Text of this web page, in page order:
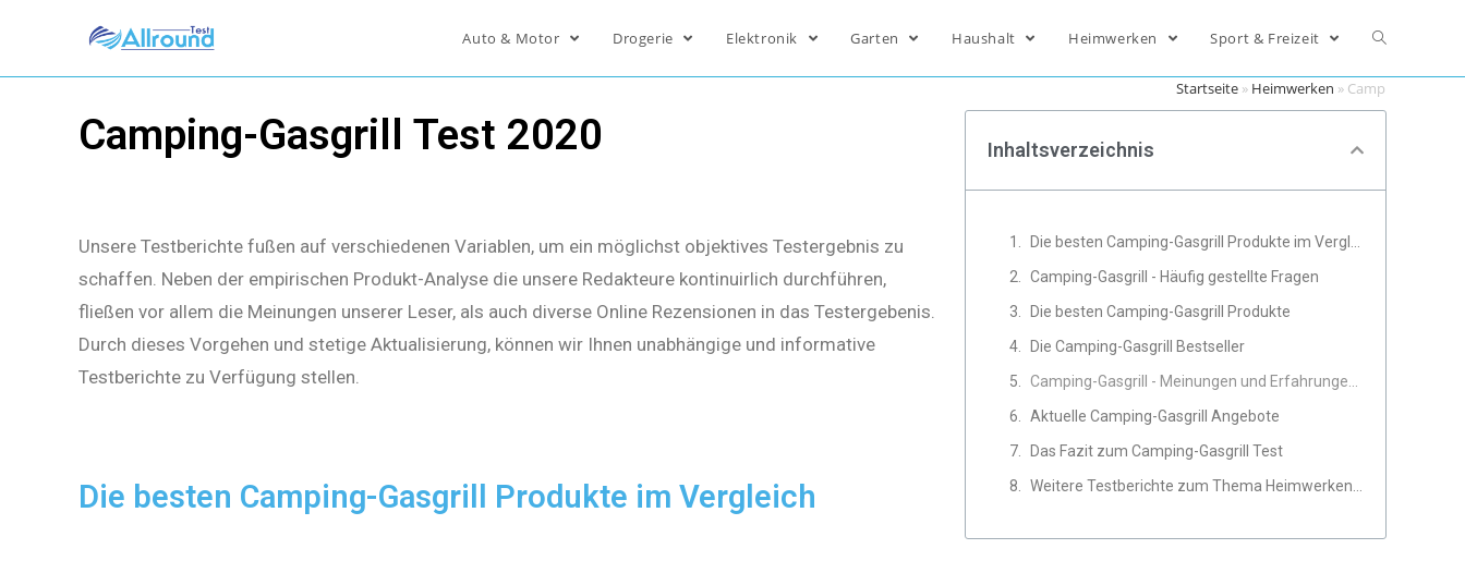
Auto & Motor Drogerie Elektronik Garten Haushalt Heimwerken Sport & Freizeit
Camping-Gasgrill Test 2020
Unsere Testberichte fußen auf verschiedenen Variablen, um ein möglichst objektives Testergebnis zu
schaffen. Neben der empirischen Produkt-Analyse die unsere Redakteure kontinuirlich durchführen,
fließen vor allem die Meinungen unserer Leser, als auch diverse Online Rezensionen in das Testergebenis.
Durch dieses Vorgehen und stetige Aktualisierung, können wir Ihnen unabhängige und informative
Testberichte zu Verfügung stellen.
Die besten Camping-Gasgrill Produkte im Vergleich
Startseite» Heimwerken » Camping-Gasgrill
Inhaltsverzeichnis
Camping-Gasgrill - Häufig gestellte Fragen
Die besten Camping-Gasgrill Produkte
Die Camping-Gasgrill Bestseller
Aktuelle Camping-Gasgrill Angebote
Das Fazit zum Camping-Gasgrill Test